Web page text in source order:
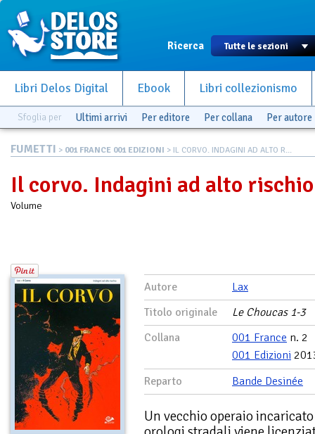
Ricerca
Libri Delos Digital Ebook Libri collezionismo
Sfoglia per Ultimi arrivi Per editore Per collana Per autore
FUMETTI > 001 FRANCE 001 EDIZIONI > IL CORVO. INDAGINI AD ALTO R...
Il corvo. Indagini ad alto rischio
Volume
Autore
Lax
Titolo originale
Le Choucas 1-3
Collana
001 France n. 2
001 Edizioni
Reparto
Bande Desinée
Un vecchio operaio